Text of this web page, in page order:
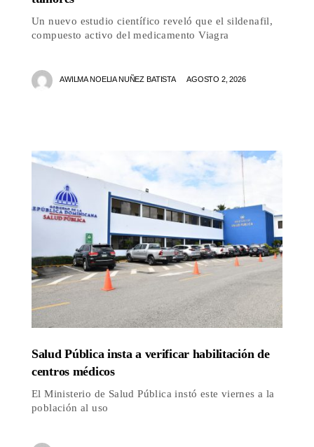
Un nuevo estudio científico reveló que el sildenafil,
compuesto activo del medicamento Viagra
AWILMA NOELIA NUÑEZ BATISTA AGOSTO 2, 2026
Salud Pública insta a verificar habilitación de
centros médicos
El Ministerio de Salud Pública instó este viernes a la
población al uso